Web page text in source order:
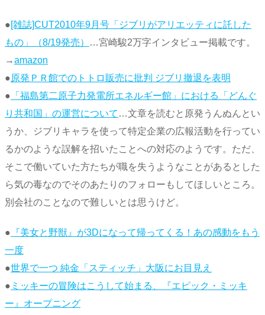
●[雑誌]CUT2010年9月号「ジブリがアリエッティに託した
もの」（8/19発売）
…宮崎駿2万字インタビュー掲載です。
→amazon
●原発ＰＲ館でのトトロ販売に批判 ジブリ撤退を表明
● 「福島第二原子力発電所エネルギー館」における「どんぐ
り共和国」の運営について …文章を読むと原発うんぬんとい
うか、ジブリキャラを使って特定企業の広報活動を行ってい
るかのような誤解を招いたことへの対応のようです。ただ、
そこで働いていた方たちが職を失うようなことがあるとした
ら気の毒なのでそのあたりのフォローもしてほしいところ。
別会社のことなので難しいとは思うけど。
● 『美女と野獣』が3Dになって帰ってくる！あの感動をもう
一度
●世界で一つ 純金「スティッチ」大阪にお目見え
● ミッキーの冒険はこうして始まる、『エピック・ミッキ
ー』オープニング